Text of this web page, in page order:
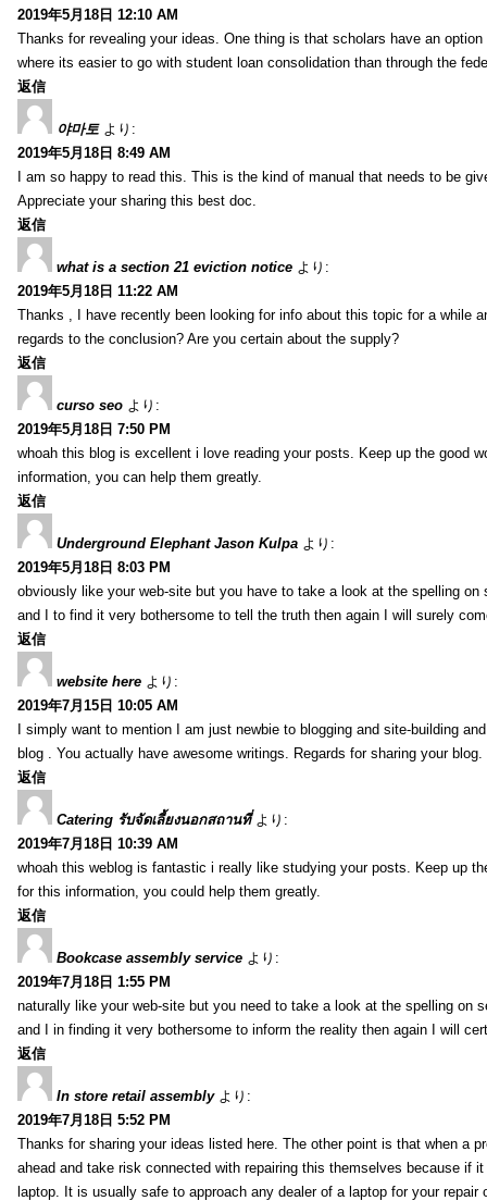
2019年5月18日 12:10 AM
Thanks for revealing your ideas. One thing is that scholars have an
where its easier to go with student loan consolidation than through the
返信
야마토 より:
2019年5月18日 8:49 AM
I am so happy to read this. This is the kind of manual that needs to be
Appreciate your sharing this best doc.
返信
what is a section 21 eviction notice より:
2019年5月18日 11:22 AM
Thanks , I have recently been looking for info about this topic for a while
regards to the conclusion? Are you certain about the supply?
返信
curso seo より:
2019年5月18日 7:50 PM
whoah this blog is excellent i love reading your posts. Keep up the good
information, you can help them greatly.
返信
Underground Elephant Jason Kulpa より:
2019年5月18日 8:03 PM
obviously like your web-site but you have to take a look at the spelling
and I to find it very bothersome to tell the truth then again I will surely
返信
website here より:
2019年7月15日 10:05 AM
I simply want to mention I am just newbie to blogging and site-building
blog . You actually have awesome writings. Regards for sharing your blog.
返信
Catering รับจัดเลี้ยงนอกสถานที่ より:
2019年7月18日 10:39 AM
whoah this weblog is fantastic i really like studying your posts. Keep up
for this information, you could help them greatly.
返信
Bookcase assembly service より:
2019年7月18日 1:55 PM
naturally like your web-site but you need to take a look at the spelling on
and I in finding it very bothersome to inform the reality then again I will
返信
In store retail assembly より:
2019年7月18日 5:52 PM
Thanks for sharing your ideas listed here. The other point is that when a
ahead and take risk connected with repairing this themselves because if
laptop. It is usually safe to approach any dealer of a laptop for your